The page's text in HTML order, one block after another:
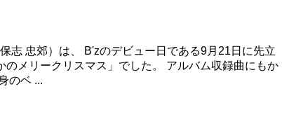
志 忠郊）は、 B'zのデビュー日である9月21日に先立
メリークリスマス」でした。 アルバム収録曲にもか
のベ ...